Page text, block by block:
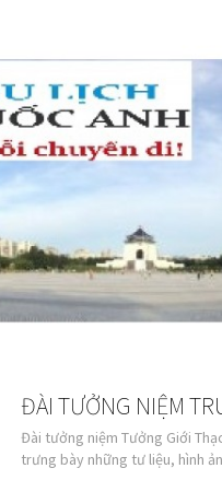
ĐÀI TƯỞNG NIỆM
Đài tưởng niệm Tưởng Giới
trưng bày những tư liệu, hình